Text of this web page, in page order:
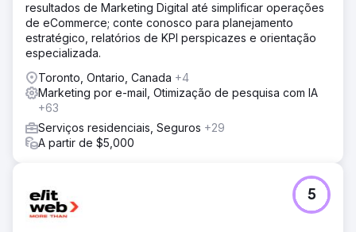
resultados de Marketing Digital até simplificar operações
de eCommerce; conte conosco para planejamento
estratégico, relatórios de KPI perspicazes e orientação
especializada.
Toronto, Ontario, Canada +4
Marketing por e-mail, Otimização de pesquisa com IA
+63
Serviços residenciais, Seguros +29
A partir de $5,000
5